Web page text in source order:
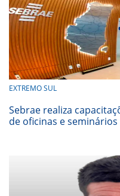
EXTREMO SUL
Sebrae realiza
de oficinas e